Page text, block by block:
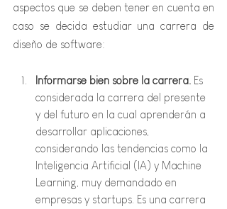
aspectos que se deben tener en cuenta en
caso se decida estudiar una carrera de
diseño de software:
Informarse bien sobre la carrera. Es
considerada la carrera del presente
y del futuro en la cual aprenderán a
desarrollar aplicaciones,
considerando las tendencias como la
Inteligencia Artificial (IA) y Machine
Learning, muy demandado en
empresas y startups. Es una carrera